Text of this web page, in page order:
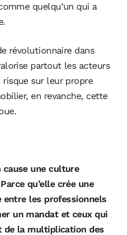
quelqu’un qui a
révolutionnaire dans
partout les acteurs
risque sur leur propre
en revanche, cette
cause une culture
qu’elle crée une
les professionnels
un mandat et ceux qui
de la multiplication des